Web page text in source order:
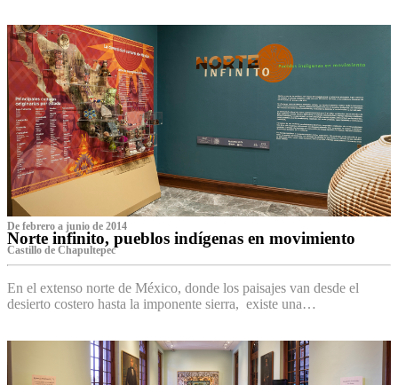
De febrero a junio de 2014
Norte infinito, pueblos indígenas en movimiento
Castillo de Chapultepec
En el extenso norte de México, donde los paisajes van desde el
desierto costero hasta la imponente sierra, existe una…